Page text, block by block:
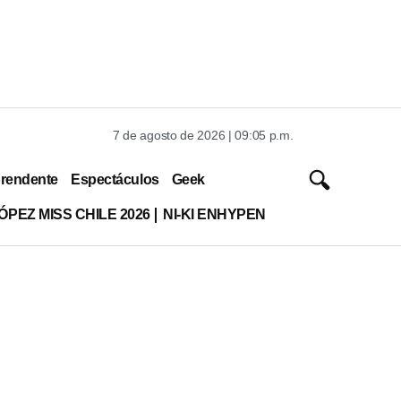
7 de agosto de 2026 | 09:05 p.m.
Espectáculos Geek
MISS CHILE 2026 NI-KI ENHYPEN